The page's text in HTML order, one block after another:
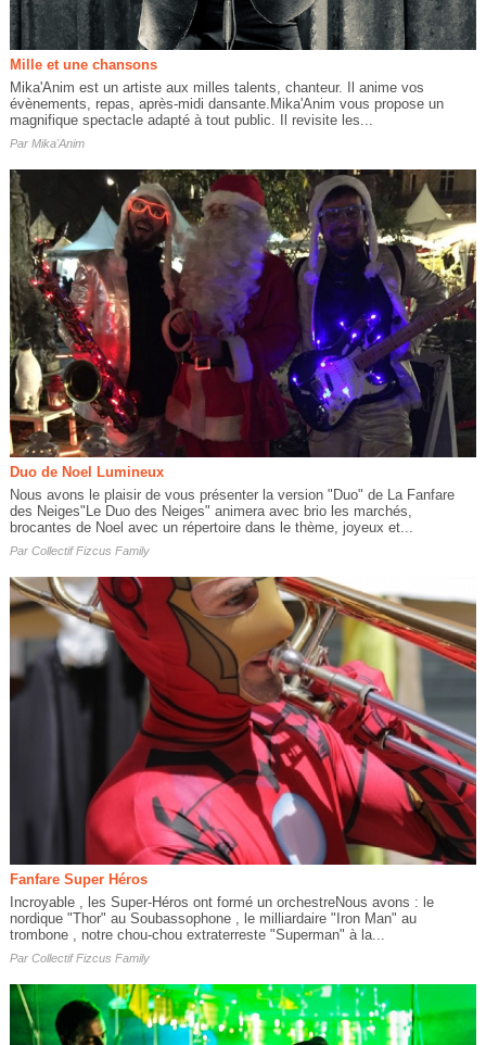
Mille et une chansons
Mika'Anim est un artiste aux milles talents, chanteur. Il anime vos
évènements, repas, après-midi dansante.Mika'Anim vous propose un
magnifique spectacle adapté à tout public. Il revisite les...
Par Mika'Anim
Duo de Noel Lumineux
Nous avons le plaisir de vous présenter la version "Duo" de La Fanfare
des Neiges"Le Duo des Neiges" animera avec brio les marchés,
brocantes de Noel avec un répertoire dans le thème, joyeux et...
Par Collectif Fizcus Family
Fanfare Super Héros
Incroyable , les Super-Héros ont formé un orchestreNous avons : le
nordique "Thor" au Soubassophone , le milliardaire "Iron Man" au
trombone , notre chou-chou extraterreste "Superman" à la...
Par Collectif Fizcus Family